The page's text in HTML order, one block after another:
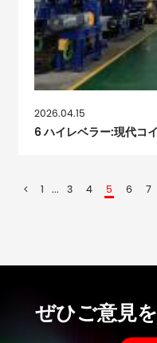
2026.04.15
6 ハイレベラー:現代コ
1 ... 3 4 5 6 7
ぜひご意見